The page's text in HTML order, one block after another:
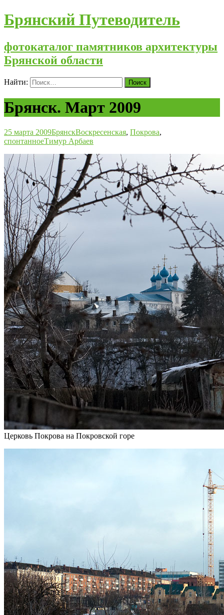
Брянский Путеводитель
фотокаталог памятников архитектуры
Брянской области
Найти:
Брянск. Март 2009
25 марта 2009БрянскВоскресенская, Покрова,
спонтанноеТимур Арбаев
Церковь Покрова на Покровской горе